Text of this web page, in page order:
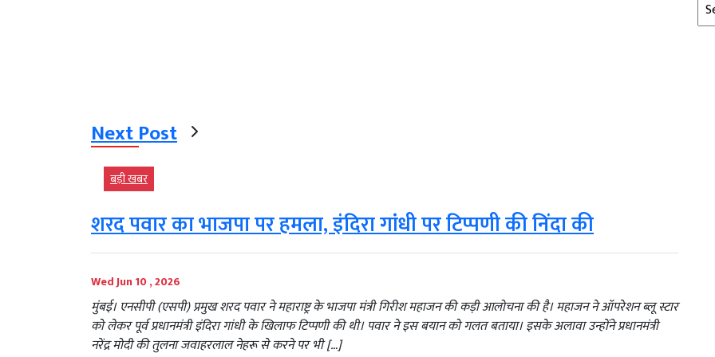
Next Post
बड़ी खबर
शरद पवार का भाजपा पर हमला, इंदिरा गांधी पर टिप्पणी की निंदा की
Wed Jun 10 , 2026
मुंबई। एनसीपी (एसपी) प्रमुख शरद पवार ने महाराष्ट्र के भाजपा मंत्री गिरीश महाजन की कड़ी आलोचना की है। महाजन ने ऑपरेशन ब्लू स्टार
को लेकर पूर्व प्रधानमंत्री इंदिरा गांधी के खिलाफ टिप्पणी की थी। पवार ने इस बयान को गलत बताया। इसके अलावा उन्होंने प्रधानमंत्री
नरेंद्र मोदी की तुलना जवाहरलाल नेहरू से करने पर भी […]